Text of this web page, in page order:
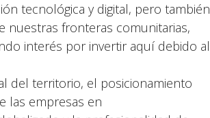
tecnológica y digital, pero también
nuestras fronteras comunitarias,
interés por invertir aquí debido al
del territorio, el posicionamiento
las empresas en